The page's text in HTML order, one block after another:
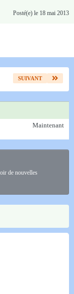
Posté(e) le 18 mai 2013
SUIVANT
Maintenant
de nouvelles